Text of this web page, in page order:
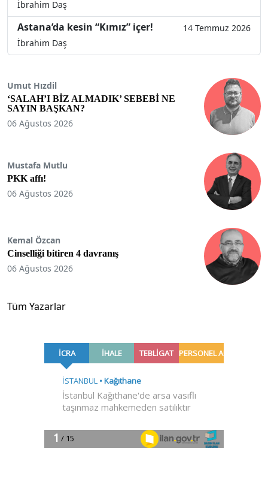
İbrahim Daş
Astana’da kesin “Kımız” içer!
14 Temmuz 2026
İbrahim Daş
Umut Hızdil
‘SALAH’I BİZ ALMADIK’ SEBEBİ NE
SAYIN BAŞKAN?
06 Ağustos 2026
Mustafa Mutlu
PKK affı!
06 Ağustos 2026
Kemal Özcan
Cinselliği bitiren 4 davranış
06 Ağustos 2026
Tüm Yazarlar